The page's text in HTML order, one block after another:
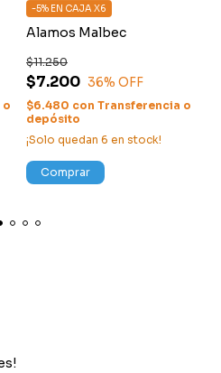
o
Alamos Malbec
$7.200
$11.250
36% OFF
-5% EN CAJA X6
$6.480 con Transferencia o
depósito
¡Solo quedan 6 en stock!
Comprar